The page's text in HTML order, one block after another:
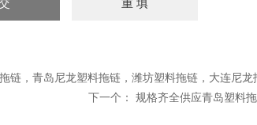
链，青岛尼龙塑料拖链，潍坊塑料拖链，大连尼龙
下一个：
规格齐全供应青岛塑料